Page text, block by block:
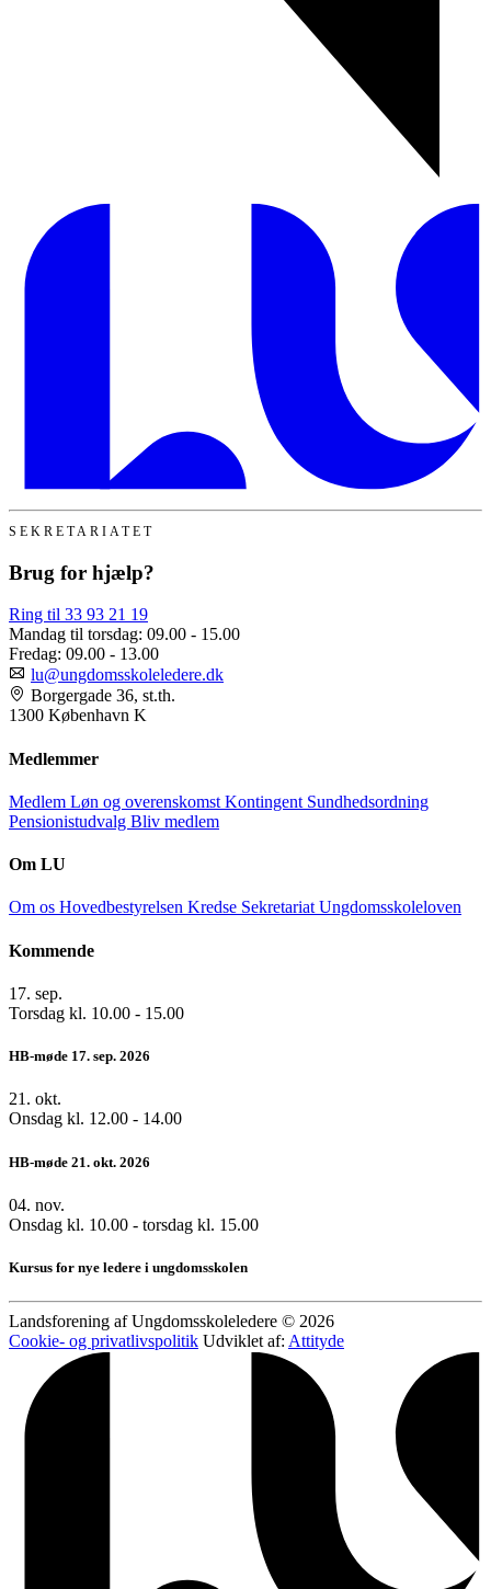
SEKRETARIATET
Brug for hjælp?
Ring til 33 93 21 19
Mandag til torsdag: 09.00 - 15.00
Fredag: 09.00 - 13.00
lu@ungdomsskoleledere.dk
Borgergade 36, st.th.
1300 København K
Medlemmer
Medlem Løn og overenskomst Kontingent Sundhedsordning
Pensionistudvalg Bliv medlem
Om LU
Om os Hovedbestyrelsen Kredse SekretariatUngdomsskoleloven
Kommende
17. sep.
Torsdag kl. 10.00 - 15.00
HB-møde 17. sep. 2026
21. okt.
Onsdag kl. 12.00 - 14.00
HB-møde 21. okt. 2026
04. nov.
Onsdag kl. 10.00 - torsdag kl. 15.00
Kursus for nye ledere i ungdomsskolen
Landsforening af Ungdomsskoleledere © 2026
Cookie- og privatlivspolitik Udviklet af: Attityde